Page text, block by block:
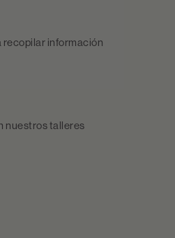
recopilar información
nuestros talleres